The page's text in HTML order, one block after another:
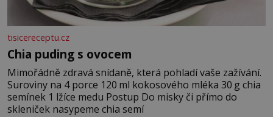
tisicereceptu.cz
Chia puding s ovocem
Mimořádně zdravá snídaně, která pohladí vaše zažívání.
Suroviny na 4 porce 120 ml kokosového mléka 30 g chia
semínek 1 lžíce medu Postup Do misky či přímo do
skleniček nasypeme chia semí